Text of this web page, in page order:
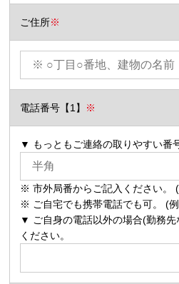
ご住所※
電話番号【1】 ※
▼ もっともご連絡の取りやすい番
※ 市外局番からご記入ください。
※ ご自宅でも携帯電話でも可。 (
▼ ご自身の電話以外の場合(勤務先
ください。